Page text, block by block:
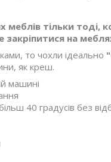
тільки тоді,
на
то чохли ідеально
як креш.
машині
40 градусів без